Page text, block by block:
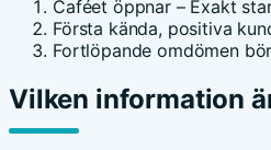
Caféet öppnar – Exakt
Första kända, positiva
Fortlöpande omdömen
Vilken information